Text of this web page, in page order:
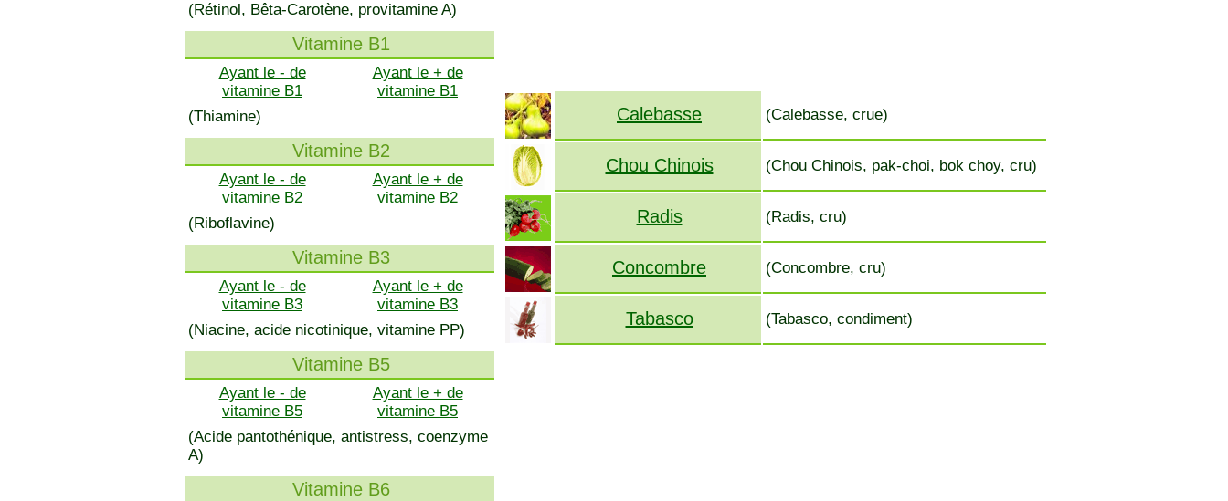
(Rétinol, Bêta-Carotène, provitamine A)
Vitamine B1
Ayant le - de
vitamine B1
Ayant le + de
vitamine B1
(Thiamine)
Vitamine B2
Ayant le - de
vitamine B2
Ayant le + de
vitamine B2
(Riboflavine)
Vitamine B3
Ayant le - de
vitamine B3
Ayant le + de
vitamine B3
(Niacine, acide nicotinique, vitamine PP)
Vitamine B5
Ayant le - de
vitamine B5
Ayant le + de
vitamine B5
(Acide pantothénique, antistress, coenzyme
A)
Vitamine B6
Calebasse (Calebasse, crue)
Chou Chinois (Chou Chinois, pak-choi, bok choy, cru)
Radis (Radis, cru)
Concombre (Concombre, cru)
Tabasco (Tabasco, condiment)